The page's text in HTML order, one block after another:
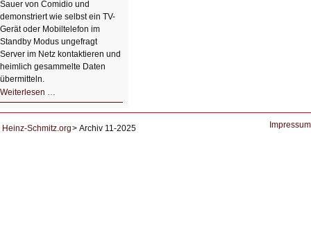
Sauer von Comidio und
demonstriert wie selbst ein TV-
Gerät oder Mobiltelefon im
Standby Modus ungefragt
Server im Netz kontaktieren und
heimlich gesammelte Daten
übermitteln.
Weiterlesen …
DNS
Heinz-Schmitz.org
Archiv 11-2025 Impressum